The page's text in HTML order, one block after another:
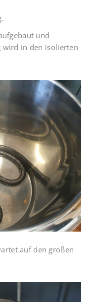
und
in den isolierten
auf den großen